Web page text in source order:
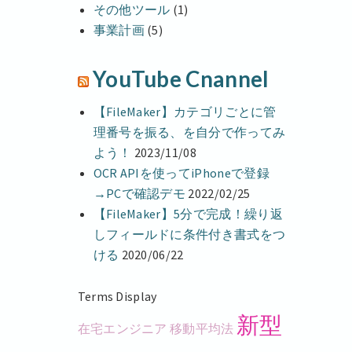
その他ツール (1)
事業計画(5)
YouTube Cnannel
【FileMaker】カテゴリごとに管
理番号を振る、を自分で作ってみ
よう！ 2023/11/08
OCR APIを使ってiPhoneで登録
→PCで確認デモ 2022/02/25
【FileMaker】5分で完成！繰り返
しフィールドに条件付き書式をつ
ける 2020/06/22
Terms Display
在宅エンジニア 移動平均法 新型